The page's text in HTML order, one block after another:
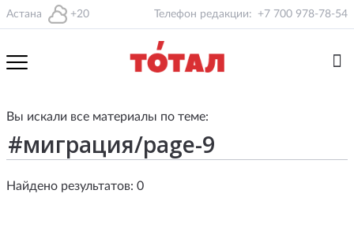
Астана +20 Телефон редакции: +7 700 978-78-54
Вы искали все материалы по теме:
Найдено результатов: 0